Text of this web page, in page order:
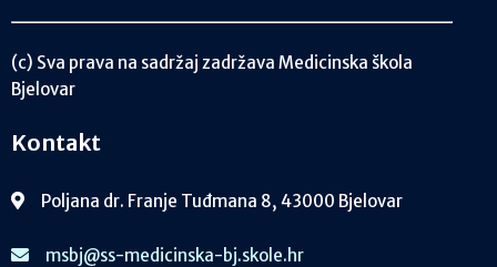
(c) Sva prava na sadržaj zadržava Medicinska škola
Bjelovar
Kontakt
Poljana dr. Franje Tuđmana 8, 43000 Bjelovar
msbj@ss-medicinska-bj.skole.hr